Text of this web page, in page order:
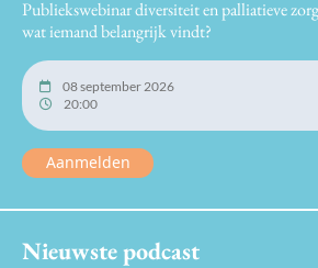
Publiekswebinar diversiteit en palliatieve
wat iemand belangrijk vindt?
08 september 2026
20:00
Aanmelden
Nieuwste podcast